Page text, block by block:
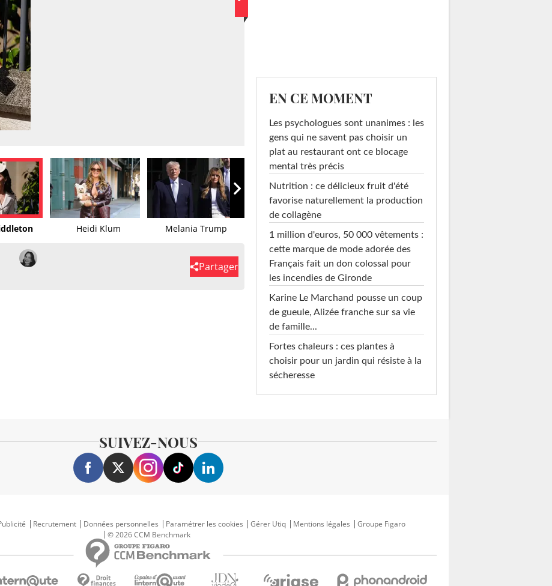
Heidi Klum Melania Trump
Partager
EN CE MOMENT
Les psychologues sont unanimes : les
gens qui ne savent pas choisir un
plat au restaurant ont ce blocage
mental très précis
Nutrition : ce délicieux fruit d'été
favorise naturellement la production
de collagène
1 million d'euros, 50 000 vêtements :
cette marque de mode adorée des
Français fait un don colossal pour
les incendies de Gironde
Karine Le Marchand pousse un coup
de gueule, Alizée franche sur sa vie
de famille...
Fortes chaleurs : ces plantes à
choisir pour un jardin qui résiste à la
sécheresse
SUIVEZ-NOUS
Recrutement Données personnelles Paramétrer les cookies Gérer Utiq Mentions légales
Groupe Figaro
© 2026 CCM Benchmark